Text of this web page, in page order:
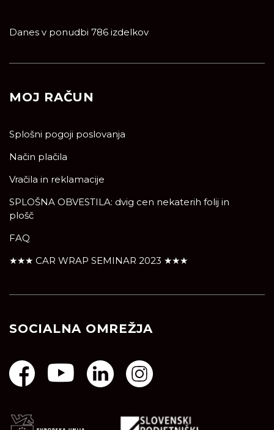
Danes v ponudbi 786 izdelkov
MOJ RAČUN
Splošni pogoji poslovanja
Način plačila
Vračila in reklamacije
SPLOŠNA OBVESTILA: dvig cen nekaterih folij in
plošč
FAQ
★★★ CAR WRAP SEMINAR 2023 ★★★
SOCIALNA OMREŽJA